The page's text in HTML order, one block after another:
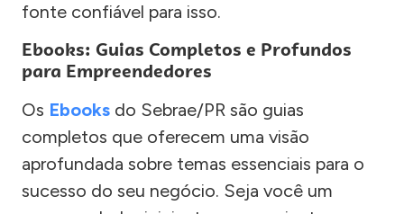
fonte confiável para isso.
Ebooks: Guias Completos e Profundos
para Empreendedores
Os Ebooks do Sebrae/PR são guias
completos que oferecem uma visão
aprofundada sobre temas essenciais para o
sucesso do seu negócio. Seja você um